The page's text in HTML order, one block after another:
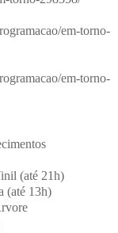
em-torno-
em-torno-
(até 21h)
(até 13h)